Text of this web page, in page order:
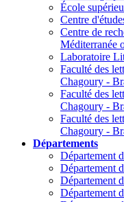
École
Centre
Centre de
Méditerranée
Laboratoire
Faculté des
Chagoury -
Faculté des
Chagoury -
Faculté des
Chagoury -
Départements
Département
Département
Département
Département